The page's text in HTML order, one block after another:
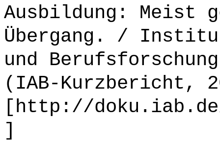
Ausbildung: Meist
Übergang. /
und
(IAB-Kurzbericht,
[http://
]